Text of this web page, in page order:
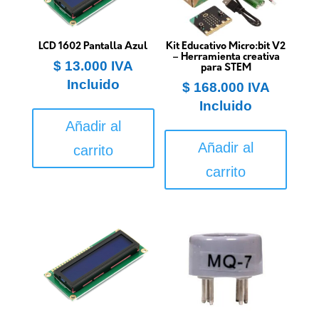
LCD 1602 Pantalla Azul
$13.000 IVA
Incluido
Añadir al
carrito
Kit Educativo Micro:bit V2
– Herramienta creativa
para STEM
$168.000 IVA
Incluido
Añadir al
carrito